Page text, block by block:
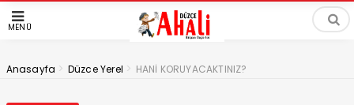
MENÜ
Anasayfa > Düzce Yerel > HANİ KORUYACAKTINIZ?